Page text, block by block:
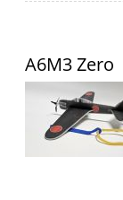
A6M3 Zero